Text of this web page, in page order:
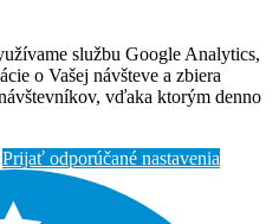
službu Google Analytics,
o Vašej návšteve a zbiera
vďaka ktorým denno
Prijať odporúčané nastavenia